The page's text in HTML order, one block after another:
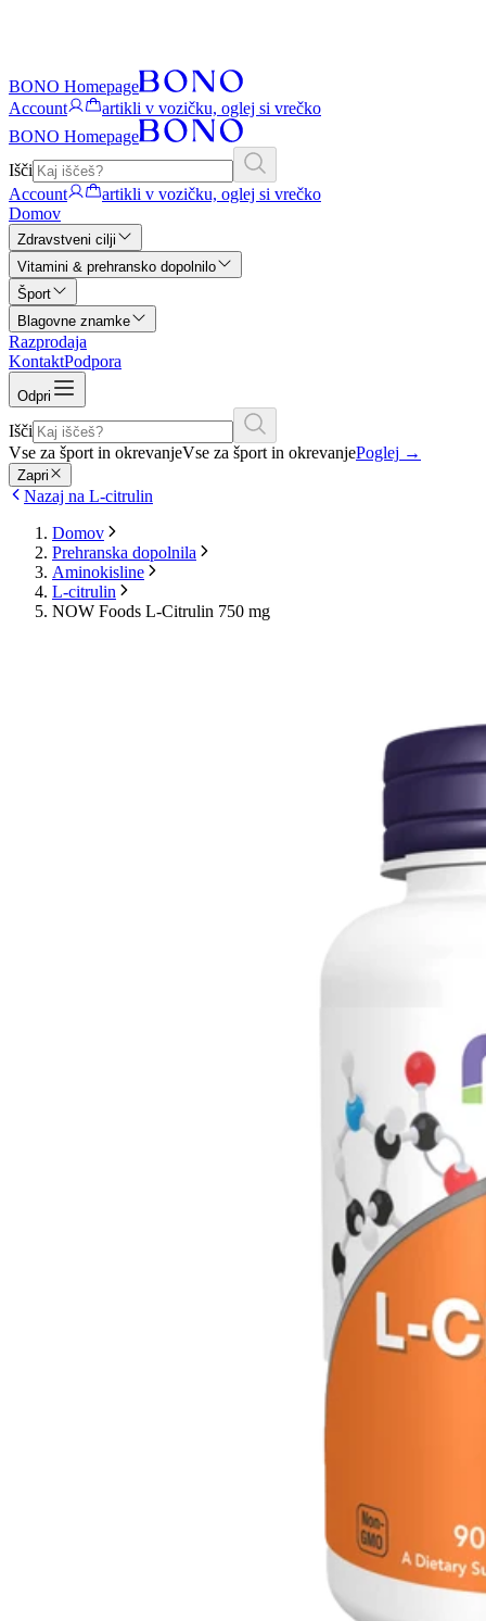
BONO Homepage
Account
artikli v vozičku, oglej si vrečko
BONO Homepage
Išči
Account
artikli v vozičku, oglej si vrečko
Domov
Zdravstveni cilji
Vitamini & prehransko dopolnilo
Šport
Blagovne znamke
Razprodaja
KontaktPodpora
Odpri
Išči
Vse za šport in okrevanjeVse za šport in okrevanjePoglej →
Zapri
Nazaj na L-citrulin
Domov
Prehranska dopolnila
Aminokisline
L-citrulin
NOW Foods L-Citrulin 750 mg